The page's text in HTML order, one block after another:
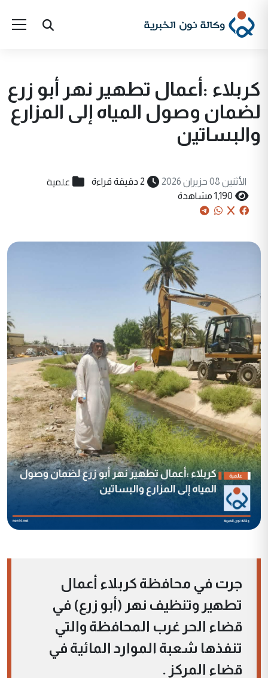
كربلاء :أعمال تطهير نهر أبو زرع
لضمان وصول المياه إلى المزارع
والبساتين
الأثنين 08 حزيران 2026 2 دقيقة قراءة علمية
1,190 مشاهدة
جرت في محافظة كربلاء أعمال
تطهير وتنظيف نهر (أبو زرع) في
قضاء الحر غرب المحافظة والتي
تنفذها شعبة الموارد المائية في
قضاء المركز .